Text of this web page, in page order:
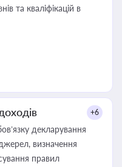
та кваліфікацій в
+6
декларування
визначення
правил